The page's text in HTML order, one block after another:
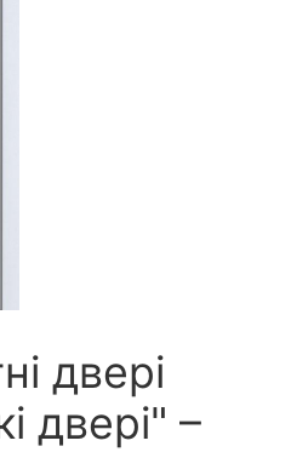
двері
двері" –